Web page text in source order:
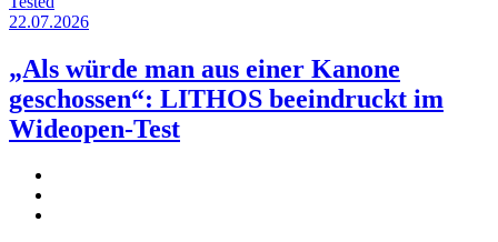
22.07.2026
„Als würde man aus einer Kanone
geschossen“: LITHOS beeindruckt im
Wideopen-Test